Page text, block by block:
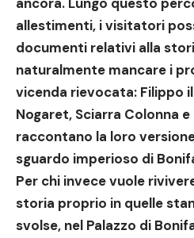
allestimenti, i visitatori
documenti relativi alla
naturalmente mancare i
vicenda rievocata: Filippo
Nogaret, Sciarra Colonna
raccontano la loro
sguardo imperioso di
Per chi invece vuole
storia proprio in quelle
svolse, nel Palazzo di